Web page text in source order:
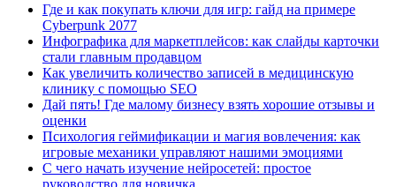
Где и как покупать ключи для игр: гайд на примере
Cyberpunk 2077
Инфографика для маркетплейсов: как слайды карточки
стали главным продавцом
Как увеличить количество записей в медицинскую
клинику с помощью SEO
Дай пять! Где малому бизнесу взять хорошие отзывы и
оценки
Психология геймификации и магия вовлечения: как
игровые механики управляют нашими эмоциями
С чего начать изучение нейросетей: простое
руководство для новичка